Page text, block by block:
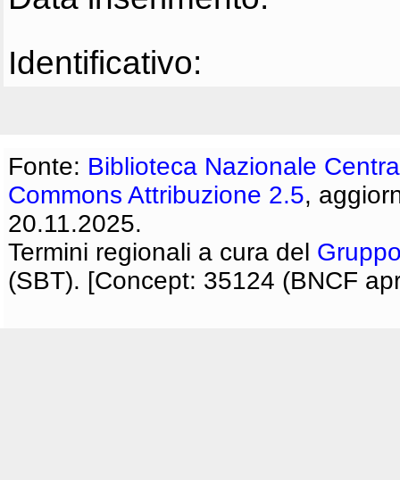
Identificativo:
Fonte: Biblioteca Nazionale
Commons Attribuzione 2.5,
20.11.2025.
Termini regionali a cura del
(SBT). [Concept: 35124 (BNCF